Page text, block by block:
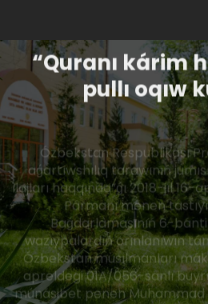
“Quranı kárim
pullı oqıw
Ózbekstan Respublikası
aǵartıwshılıq tarawınıń
ilajları haqqında”ǵı 2018-jıl
Pármanı menen
Baǵdarlamasınıń 6-
wazıypalardıń orınlanıwın
Ózbekstan musılmanları
apreldegi 01A/056-sanlı
múnásibet penen
medresesinde 2018-jıl 10-